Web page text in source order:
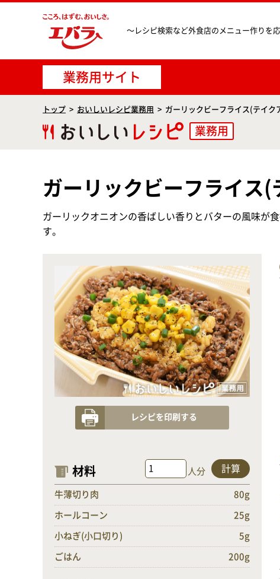
〜レシピ検索など外食店のメニュー作りを
業務用サイト
トップ おいしいレシピ業務用 ガーリックビーフライス(テイク
業務用
ガーリックビーフライス(
ガーリックオニオンの香ばしい香りとバターの風味が
す。
レシピを印刷する
材料 人分 計算
牛薄切り肉 80g
ホールコーン 25g
小ねぎ(小口切り) 5g
ごはん 200g